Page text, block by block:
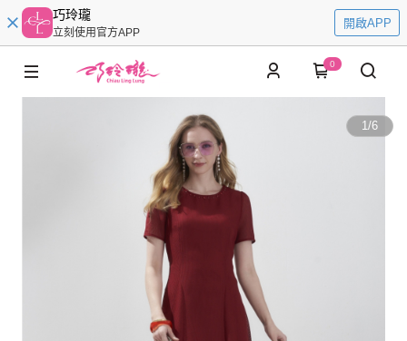
巧玲瓏
立刻使用官方APP
開啟APP
0
1/6